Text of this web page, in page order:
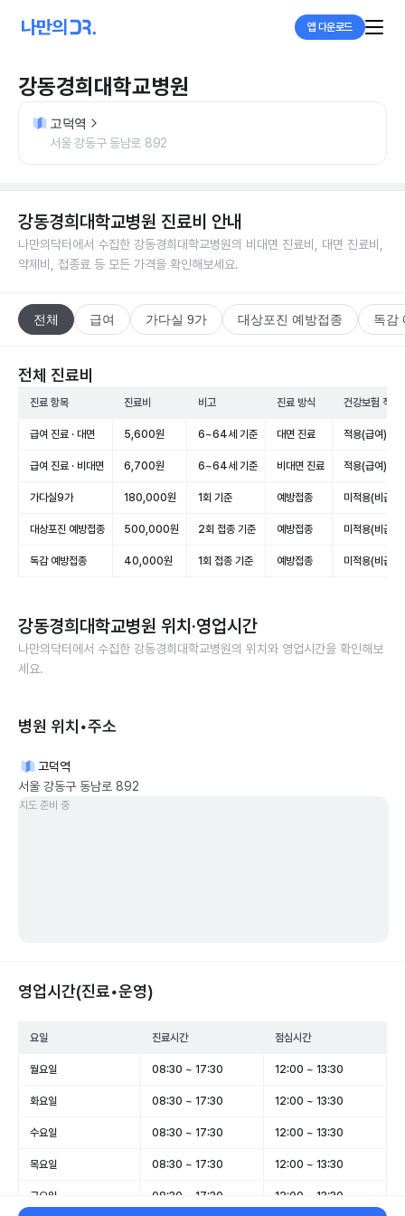
앱 다운로드
강동경희대학교병원
고덕역
서울 강동구 동남로 892
강동경희대학교병원 진료비 안내
나만의닥터에서 수집한 강동경희대학교병원의 비대면 진료비, 대면 진료비,
약제비, 접종료 등 모든 가격을 확인해보세요.
전체 급여 가다실 9가 대상포진 예방접종 독감
전체 진료비
진료 항목 진료비 비고 진료 방식 건강보험 적용
급여 진료 · 대면 5,600원 6~64세 기준 대면 진료 적용(급여)
급여 진료 · 비대면 6,700원 6~64세 기준 비대면 진료 적용(급여)
가다실9가 180,000원 1회 기준 예방접종 미적용(비급여)
대상포진 예방접종 500,000원 2회 접종 기준 예방접종 미적용(비급여)
독감 예방접종 40,000원 1회 접종 기준 예방접종 미적용(비급여)
강동경희대학교병원 위치·영업시간
나만의닥터에서 수집한 강동경희대학교병원의 위치와 영업시간을 확인해보
세요.
병원 위치•주소
고덕역
서울 강동구 동남로 892
지도 준비 중
영업시간(진료•운영)
요일 진료시간 점심시간
월요일 08:30 ~ 17:30 12:00 ~ 13:30
화요일 08:30 ~ 17:30 12:00 ~ 13:30
수요일 08:30 ~ 17:30 12:00 ~ 13:30
목요일 08:30 ~ 17:30 12:00 ~ 13:30
금요일 08:30 ~ 17:30 12:00 ~ 13:30